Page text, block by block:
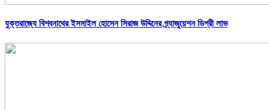
যুক্তরাজ্যে বিশ্বনাথের ইসমাইল হোসেন সিরাজ উদ্দিনের গ্র্যাজুয়েশন ডিগ্রী লাভ